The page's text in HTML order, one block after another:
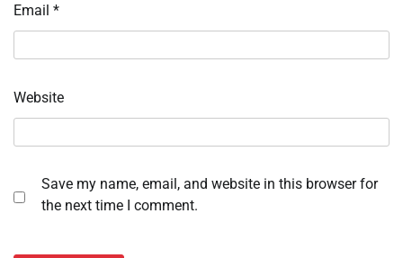
Email *
Website
Save my name, email, and website in this browser for
the next time I comment.